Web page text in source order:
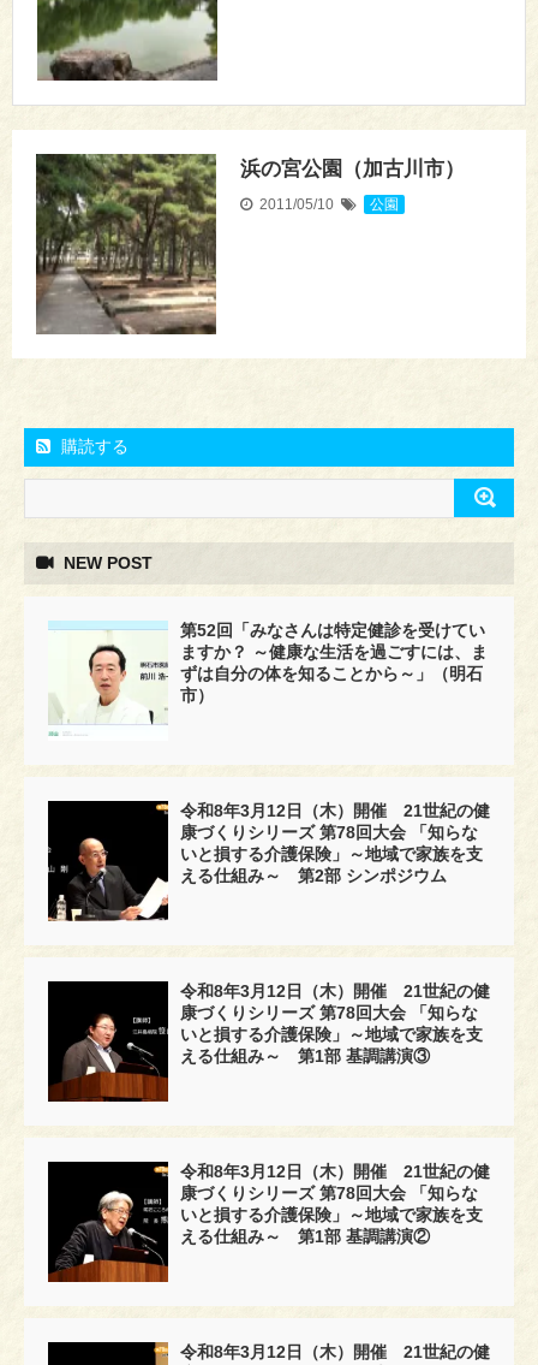
浜の宮公園（加古川市）
2011/05/10 公園
購読する
NEW POST
第52回「みなさんは特定健診を受けてい
ますか？ ～健康な生活を過ごすには、ま
ずは自分の体を知ることから～」（明石
市）
令和8年3月12日（木）開催 21世紀の健
康づくりシリーズ 第78回大会 「知らな
いと損する介護保険」～地域で家族を支
える仕組み～ 第2部 シンポジウム
令和8年3月12日（木）開催 21世紀の健
康づくりシリーズ 第78回大会 「知らな
いと損する介護保険」～地域で家族を支
える仕組み～ 第1部 基調講演③
令和8年3月12日（木）開催 21世紀の健
康づくりシリーズ 第78回大会 「知らな
いと損する介護保険」～地域で家族を支
える仕組み～ 第1部 基調講演②
令和8年3月12日（木）開催 21世紀の健